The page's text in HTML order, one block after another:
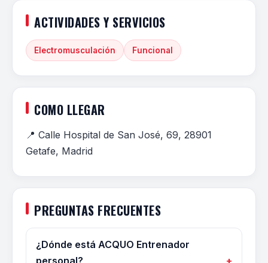
ACTIVIDADES Y SERVICIOS
Electromusculación Funcional
COMO LLEGAR
📍 Calle Hospital de San José, 69, 28901
Getafe, Madrid
PREGUNTAS FRECUENTES
¿Dónde está ACQUO Entrenador
personal?